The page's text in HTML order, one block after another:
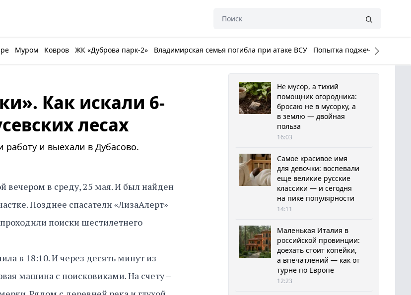
Муром Ковров ЖК «Дуброва парк-2» Владимирская семья погибла при атаке ВСУ Попытка поджечь Белый
Как искали 6-
лесах
и выехали в Дубасово.
в среду, 25 мая. И был найден
Позднее спасатели «ЛизаАлерт»
поиски шестилетнего
в 18:10. И через десять минут из
машина с поисковиками. На счету –
Не мусор, а тихий
помощник огородника:
бросаю не в мусорку, а
в землю — двойная
польза
16:03
Самое красивое имя
для девочки: воспевали
еще великие русские
классики — и сегодня
на пике популярности
14:11
Маленькая Италия в
российской провинции:
доехать стоит копейки,
а впечатлений — как от
турне по Европе
12:23